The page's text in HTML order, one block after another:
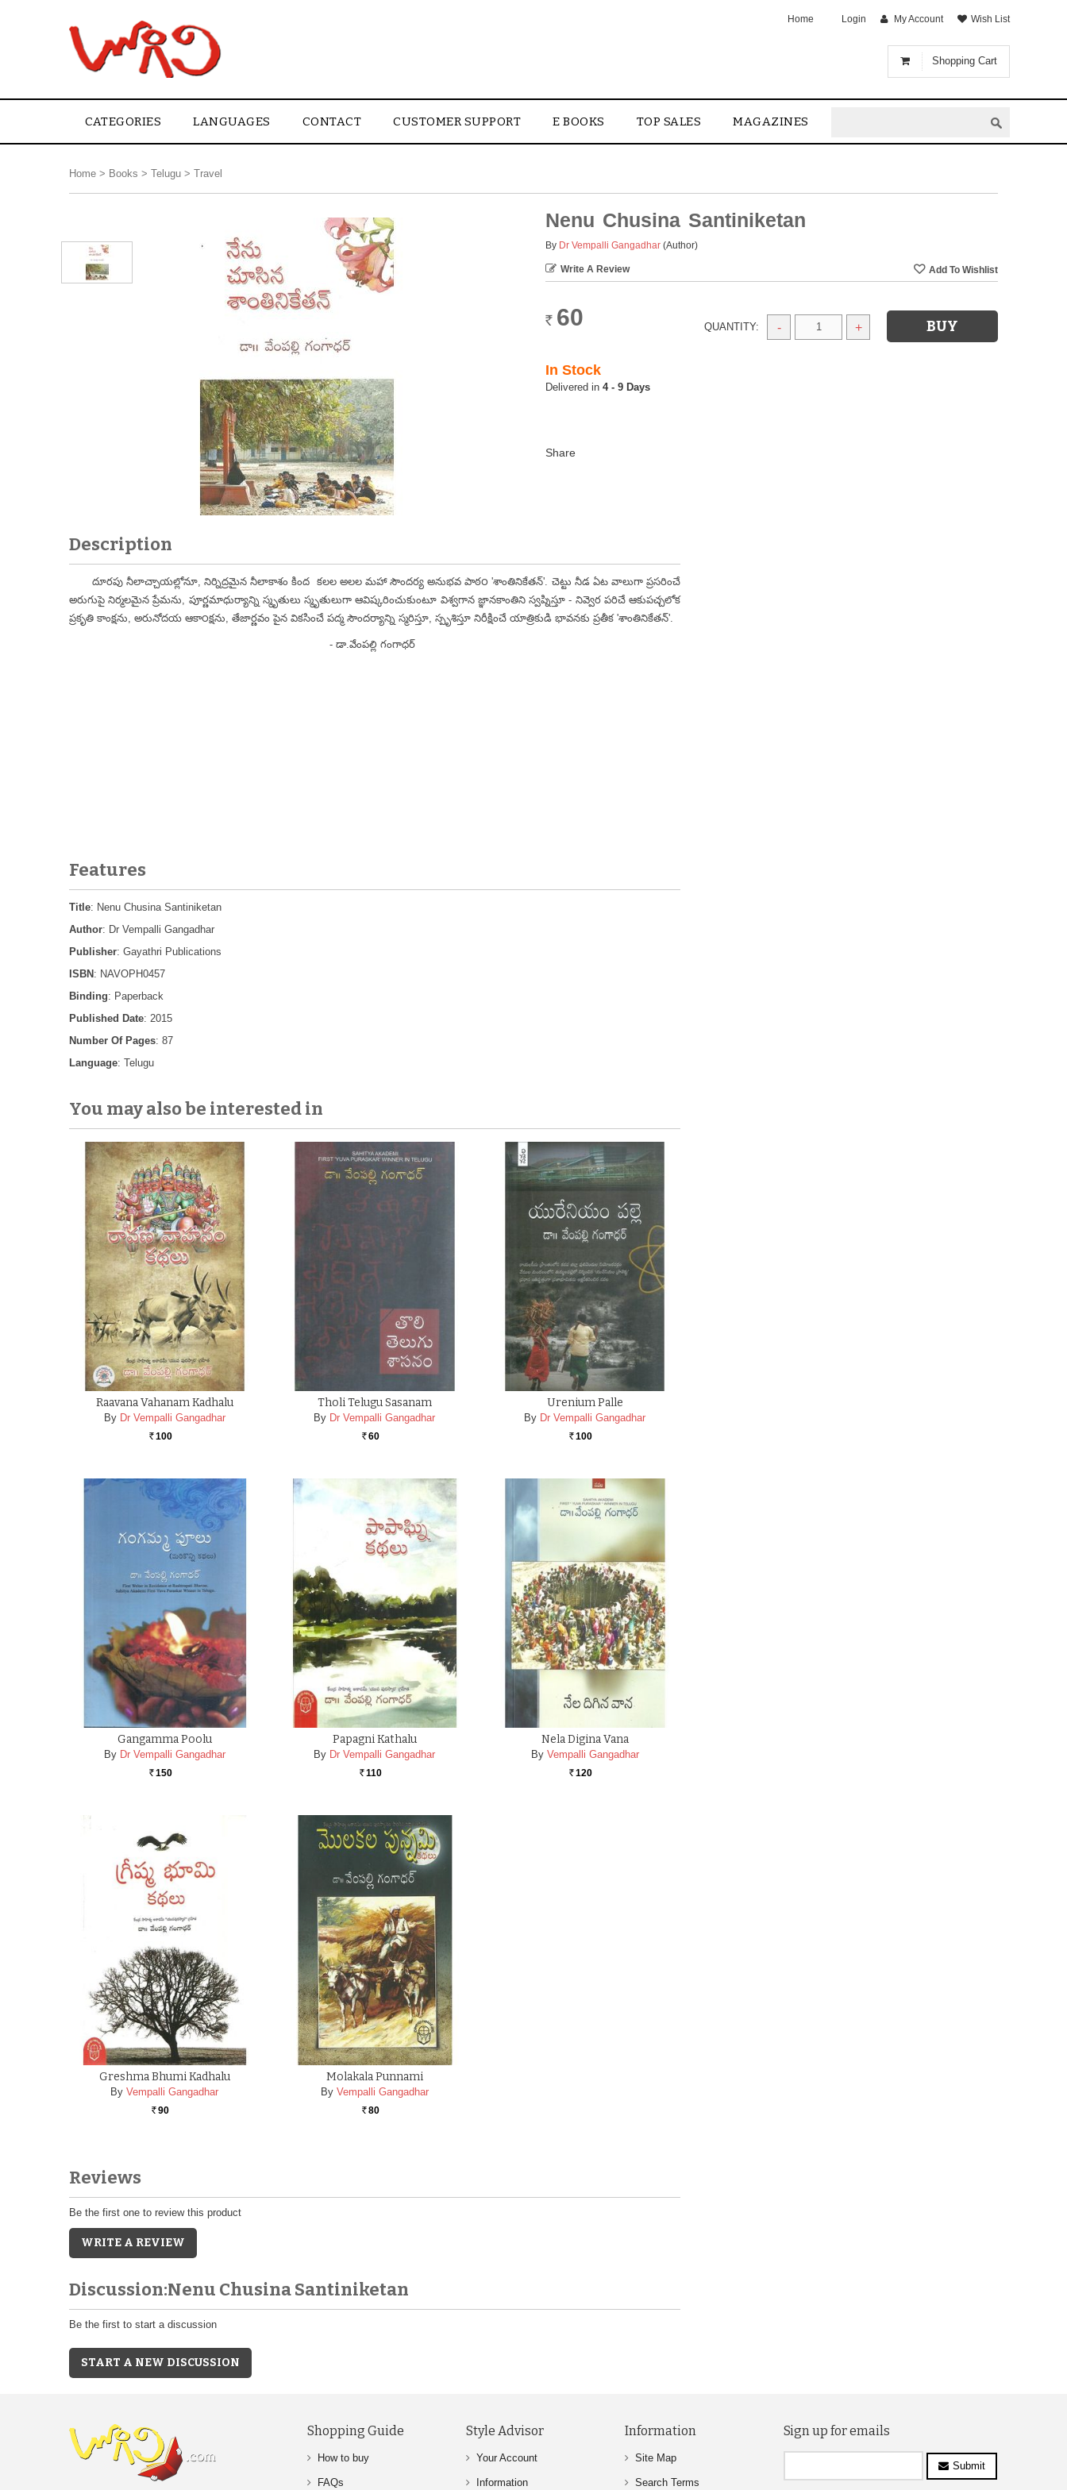
Shopping Cart
Home Login My Account Wish List
CATEGORIES LANGUAGES CONTACT CUSTOMER SUPPORT E BOOKS TOP SALES MAGAZINES
Home > Books > Telugu > Travel
Nenu Chusina Santiniketan
By Dr Vempalli Gangadhar (Author)
Write A Review
Rs. 60 QUANTITY: - +
In Stock
4 - 9 Days
Description
దూరపు నీలాచ్చాయల్లోనూ, నిర్నిద్రమైన నీలాకాశం కింద కలల అలల మహా సౌందర్య అనుభవ పాఠ౦ 'శాంతినికేతన్'. చెట్టు నీడ ఏట వాలుగా ప్రసరించే
అరుగుపై నిర్మలమైన ప్రేమను, పూర్ణమాధుర్యాన్ని స్మృతులు స్మృతులుగా ఆవిష్కరించుకుంటూ విశ్వగాన జ్ఞానకాంతిని స్వప్నిస్తూ - నివ్వెర పరిచే ఆకుపచ్చలోక
ప్రకృతి కాంక్షను, అరునోదయ ఆకా౦క్షను, తేజార్ణవం పైన వికసించే పద్మ సౌందర్యాన్ని స్మరిస్తూ, స్పృశిస్తూ నిరీక్షించే యాత్రికుడి భావనకు ప్రతీక 'శాంతినికేతన్'.
- డా.వేంపల్లి గంగాధర్
Features
Title: Nenu Chusina Santiniketan
Author: Dr Vempalli Gangadhar
Publisher: Gayathri Publications
ISBN : NAVOPH0457
Binding: Paperback
Published Date: 2015
Number Of Pages: 87
Language: Telugu
You may also be interested in
Raavana Vahanam Kadhalu
By Dr Vempalli Gangadhar
Rs. 100
Tholi Telugu Sasanam
By Dr Vempalli Gangadhar
Rs. 60
Urenium Palle
By Dr Vempalli Gangadhar
Rs. 100
Gangamma Poolu
By Dr Vempalli Gangadhar
Rs. 150
Papagni Kathalu
By Dr Vempalli Gangadhar
Rs. 110
Nela Digina Vana
By Vempalli Gangadhar
Rs. 120
Greshma Bhumi Kadhalu
By Vempalli Gangadhar
Rs. 90
Molakala Punnami
By Vempalli Gangadhar
Rs. 80
Reviews
Be the first one to review this product
WRITE A REVIEW
Discussion:Nenu Chusina Santiniketan
Be the first to start a discussion
START A NEW DISCUSSION
Shopping Guide
How to buy
FAQs
Style Advisor
Your Account
Information
Information
Site Map
Search Terms
Sign up for emails
Submit